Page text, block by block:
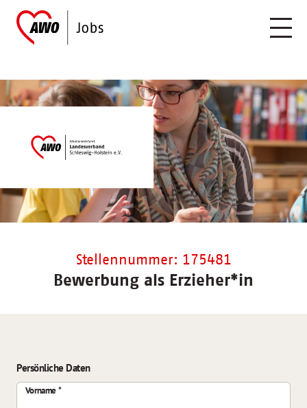
Stellennummer: 175481
Bewerbung als Erzieher*in
Persönliche Daten
Vorname